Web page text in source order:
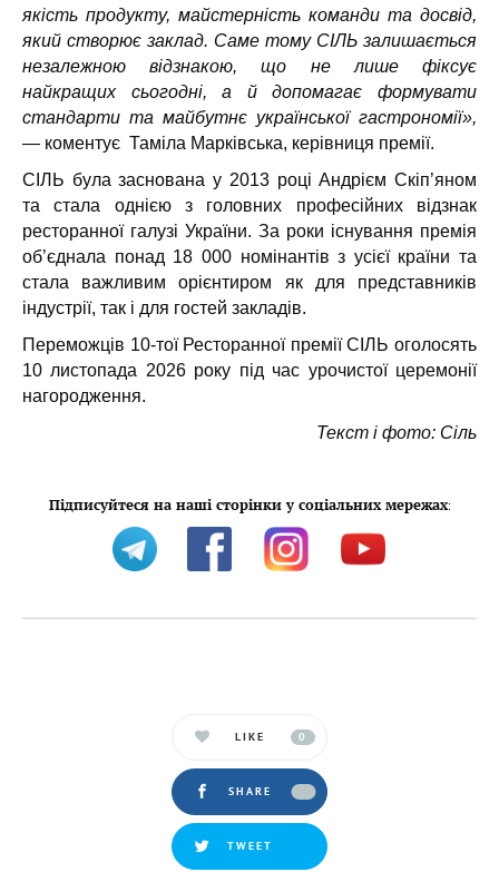
якість продукту, майстерність команди та досвід,
який створює заклад. Саме тому СІЛЬ залишається
незалежною відзнакою, що не лише фіксує
найкращих сьогодні, а й допомагає формувати
стандарти та майбутнє української гастрономії»,
— коментує Таміла Марківська, керівниця премії.
СІЛЬ була заснована у 2013 році Андрієм Скіп’яном
та стала однією з головних професійних відзнак
ресторанної галузі України. За роки існування премія
об’єднала понад 18 000 номінантів з усієї країни та
стала важливим орієнтиром як для представників
індустрії, так і для гостей закладів.
Переможців 10-тої Ресторанної премії СІЛЬ оголосять
10 листопада 2026 року під час урочистої церемонії
нагородження.
Текст і фото: Сіль
Підписуйтеся на наші сторінки у соціальних мережах:
LIKE 0
SHARE
TWEET